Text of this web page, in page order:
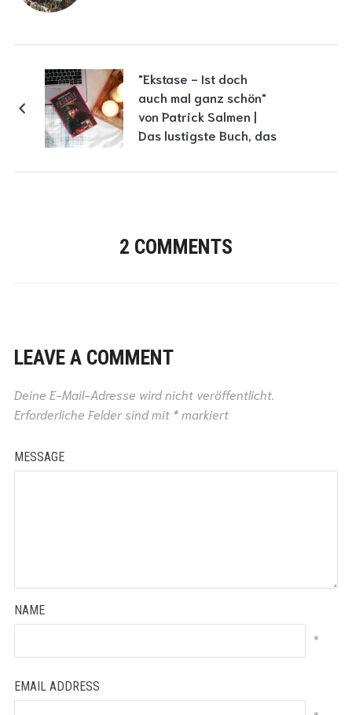
"Ekstase - Ist doch
auch mal ganz schön"
von Patrick Salmen |
Das lustigste Buch, das
2 COMMENTS
LEAVE A COMMENT
Deine E-Mail-Adresse wird nicht veröffentlicht.
Erforderliche Felder sind mit *markiert
MESSAGE
NAME
*
EMAIL ADDRESS